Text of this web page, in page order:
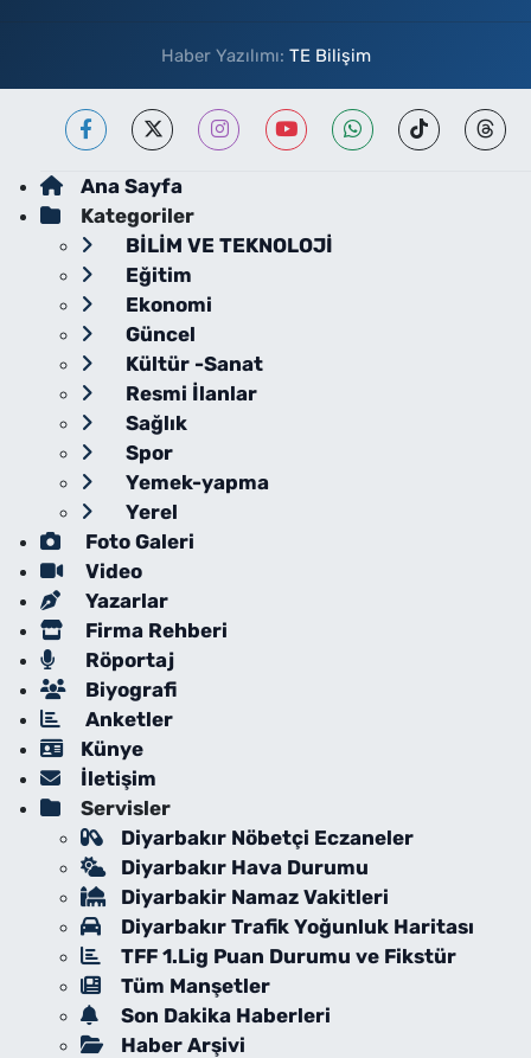
Haber Yazılımı: TE Bilişim
Ana Sayfa
Kategoriler
BİLİM VE TEKNOLOJİ
Eğitim
Ekonomi
Güncel
Kültür -Sanat
Resmi İlanlar
Sağlık
Spor
Yemek-yapma
Yerel
Foto Galeri
Video
Yazarlar
Firma Rehberi
Röportaj
Biyografi
Anketler
Künye
İletişim
Servisler
Diyarbakır Nöbetçi Eczaneler
Diyarbakır Hava Durumu
Diyarbakir Namaz Vakitleri
Diyarbakır Trafik Yoğunluk Haritası
TFF 1.Lig Puan Durumu ve Fikstür
Tüm Manşetler
Son Dakika Haberleri
Haber Arşivi